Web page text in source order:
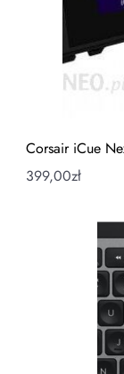
Corsair iCue
399,00zł